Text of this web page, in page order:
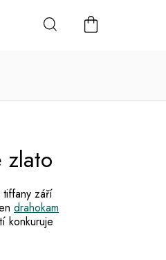
NÁKUPNÍ
tiffany září
drahokam
konkuruje
zlato